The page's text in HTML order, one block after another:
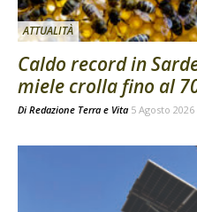
ATTUALITÀ
Caldo record in
miele crolla fino al
Di Redazione Terra e Vita 5 Agosto 2026